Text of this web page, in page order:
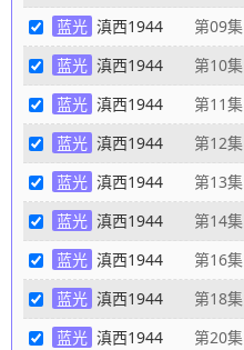
蓝光 滇西1944 第09集
蓝光 滇西1944 第10集
蓝光 滇西1944 第11集
蓝光 滇西1944 第12集
蓝光 滇西1944 第13集
蓝光 滇西1944 第14集
蓝光 滇西1944 第16集
蓝光 滇西1944 第18集
蓝光 滇西1944 第20集